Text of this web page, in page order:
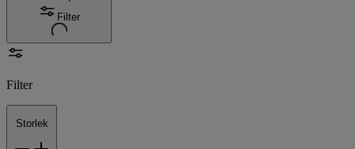
Filter
Filter
Storlek